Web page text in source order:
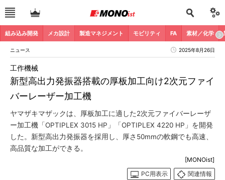
組み込み開発 メカ設計 製造マネジメント モビリティ FA 素材／化学
ニュース 2025年8月26日
新型高出力発振器搭載の厚板加工向け2次元ファイ
バーレーザー加工機
工作機械
ヤマザキマザックは、厚板加工に適した2次元ファイバーレーザ
ー加工機「OPTIPLEX 3015 HP」「OPTIPLEX 4220 HP」を開発
した。新型高出力発振器を採用し、厚さ50mmの軟鋼でも高速、
高品質な加工ができる。
[MONOist]
PC用表示
関連情報